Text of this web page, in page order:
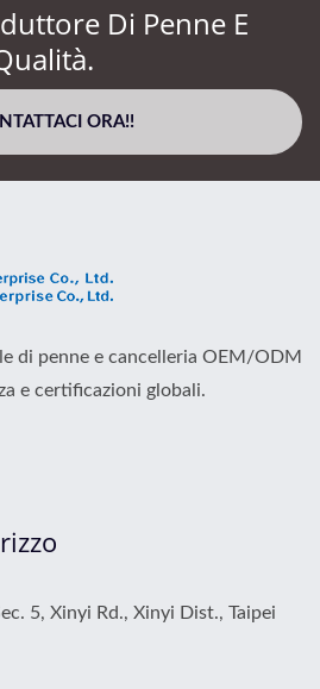
Di Penne E
ORA!!
di penne e cancelleria OEM/ODM
e certificazioni globali.
5, Xinyi Rd., Xinyi Dist., Taipei